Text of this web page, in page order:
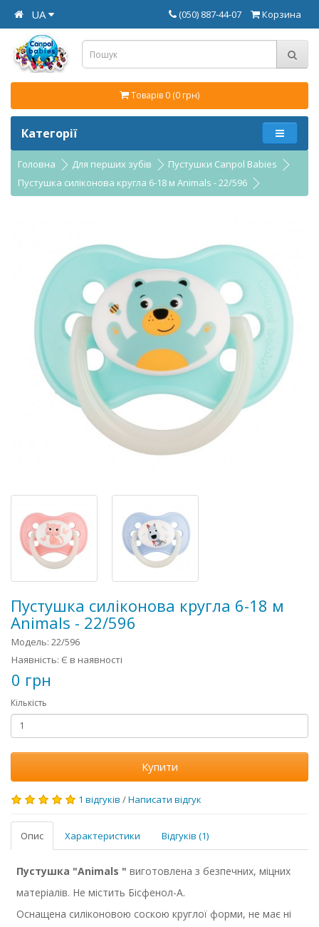
UA Корзина
(050) 887-44-07
Товарів 0 (0 грн)
Категорії
Головна Для перших зубів
Пустушки Canpol Babies
Пустушка силіконова кругла 6-18 м Animals - 22/596
Пустушка силіконова кругла 6-18 м
Animals - 22/596
Модель: 22/596
Наявність: Є в наявності
0 грн
Кількість
Купити
1 відгуків /Написати відгук
Опис Характеристики Відгуків (1)
Пустушка "Animals " виготовлена з безпечних, міцних
матеріалів. Не містить Бісфенол-А.
Оснащена силіконовою соскою круглої форми, не має ні